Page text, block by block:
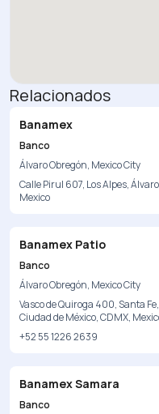
Relacionados
Banamex
Banco
Álvaro Obregón, Mexico City
Calle Pirul 607, Los Alpes,
Mexico
Banamex Patio
Banco
Álvaro Obregón, Mexico City
Vasco de Quiroga 400, Santa
Ciudad de México, CDMX,
+52 55 1226 2639
Banamex Samara
Banco